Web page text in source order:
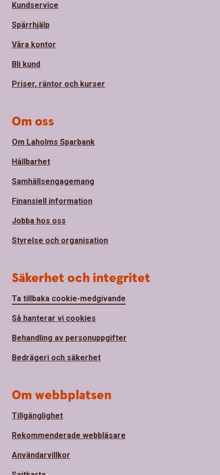
Kundservice
Spärrhjälp
Våra kontor
Bli kund
Priser, räntor och kurser
Om oss
Om Laholms Sparbank
Hållbarhet
Samhällsengagemang
Finansiell information
Jobba hos oss
Styrelse och organisation
Säkerhet och integritet
Ta tillbaka cookie-medgivande
Så hanterar vi cookies
Behandling av personuppgifter
Bedrägeri och säkerhet
Om webbplatsen
Tillgänglighet
Rekommenderade webbläsare
Användarvillkor